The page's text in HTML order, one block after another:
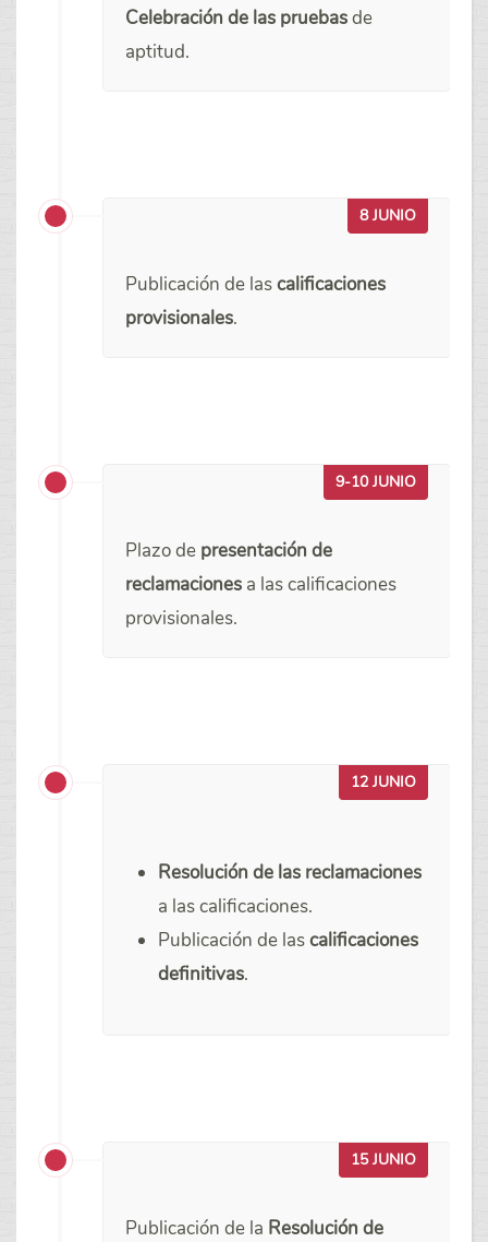
Celebración de las pruebasde
aptitud.
8 JUNIO
Publicación de lascalificaciones
provisionales.
9-10 JUNIO
Plazo de presentación de
reclamaciones a las calificaciones
provisionales.
12 JUNIO
Resolución de las reclamaciones
a las calificaciones.
Publicación de lascalificaciones
definitivas.
15 JUNIO
Publicación de la Resolución de